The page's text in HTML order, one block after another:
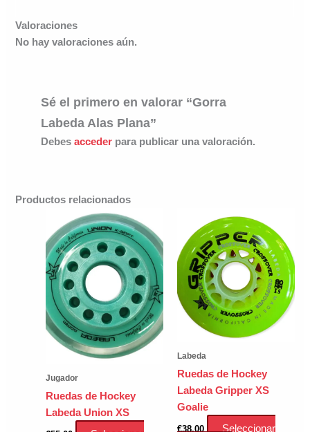
Valoraciones
No hay valoraciones aún.
Sé el primero en valorar “Gorra
Labeda Alas Plana”
Debes accederpara publicar una valoración.
Productos relacionados
Jugador
Ruedas de Hockey
Labeda Union XS
Labeda
Ruedas de Hockey
Labeda Gripper XS
Goalie
€38.00
Seleccionar